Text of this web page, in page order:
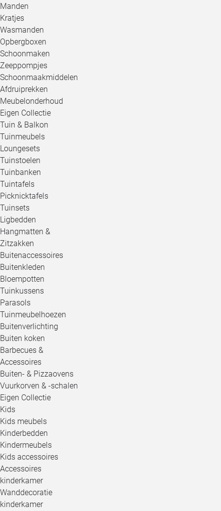
Manden
Kratjes
Wasmanden
Opbergboxen
Schoonmaken
Zeeppompjes
Schoonmaakmiddelen
Afdruiprekken
Meubelonderhoud
Eigen Collectie
Tuin & Balkon
Tuinmeubels
Loungesets
Tuinstoelen
Tuinbanken
Tuintafels
Picknicktafels
Tuinsets
Ligbedden
Hangmatten &
Zitzakken
Buitenaccessoires
Buitenkleden
Bloempotten
Tuinkussens
Parasols
Tuinmeubelhoezen
Buitenverlichting
Buiten koken
Barbecues &
Accessoires
Buiten- & Pizzaovens
Vuurkorven & -schalen
Eigen Collectie
Kids
Kids meubels
Kinderbedden
Kindermeubels
Kids accessoires
Accessoires
kinderkamer
Wanddecoratie
kinderkamer